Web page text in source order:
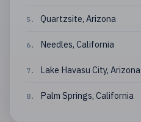
5. Quartzsite, Arizona
6. Needles, California
7. Lake Havasu City, Arizona
8. Palm Springs, California